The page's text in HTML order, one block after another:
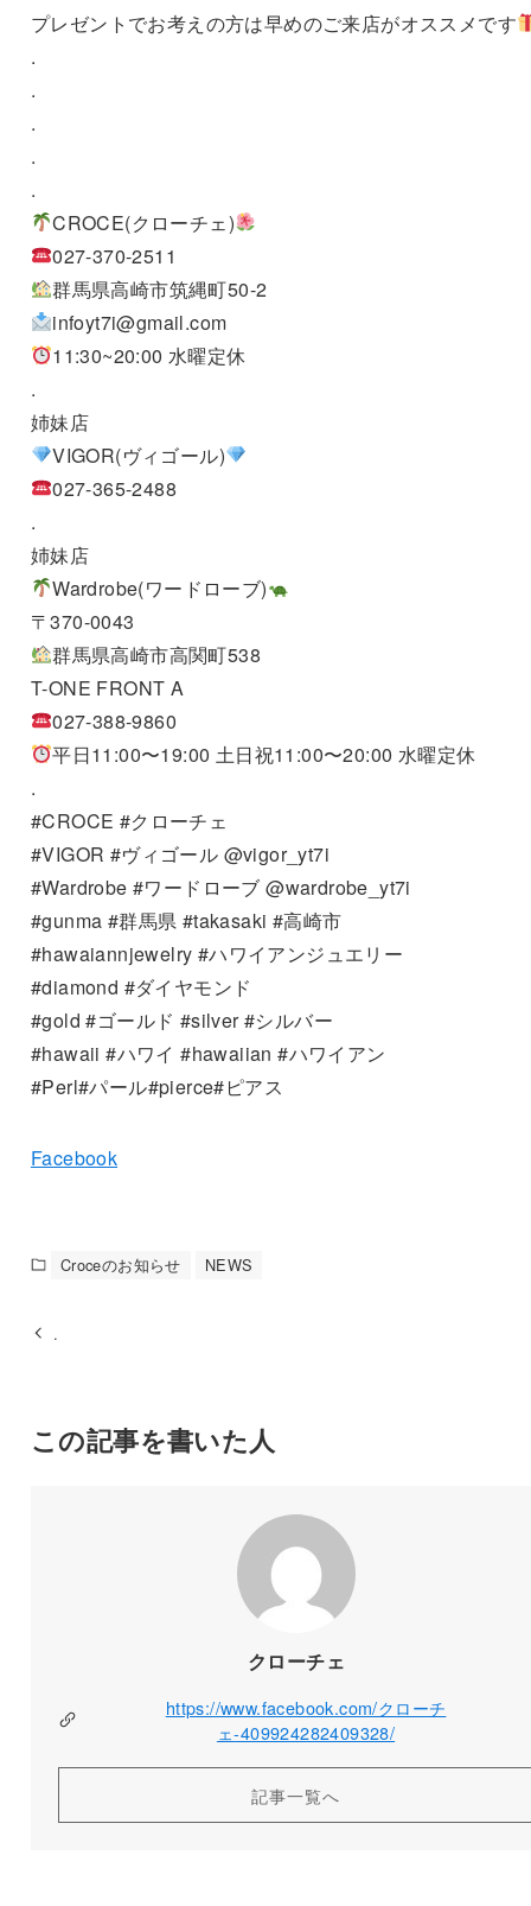
プレゼントでお考えの方は早めのご来店がオススメです
.
.
.
.
.
CROCE(クローチェ)
027-370-2511
群馬県高崎市筑縄町50-2
infoyt7i@gmail.com
11:30~20:00 水曜定休
.
姉妹店
VIGOR(ヴィゴール)
027-365-2488
.
姉妹店
Wardrobe(ワードローブ)
〒370-0043
群馬県高崎市高関町538
T-ONE FRONT A
027-388-9860
平日11:00〜19:00 土日祝11:00〜20:00 水曜定休
.
#CROCE #クローチェ
#VIGOR #ヴィゴール @vigor_yt7i
#Wardrobe #ワードローブ @wardrobe_yt7i
#gunma #群馬県 #takasaki #高崎市
#hawaiannjewelry #ハワイアンジュエリー
#diamond #ダイヤモンド
#gold #ゴールド #silver #シルバー
#hawaii #ハワイ #hawaiian #ハワイアン
#Perl#パール#pierce#ピアス
Facebook
Croceのお知らせ NEWS
.
この記事を書いた人
クローチェ
https://www.facebook.com/クローチ
ェ-409924282409328/
記事一覧へ